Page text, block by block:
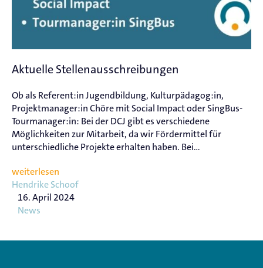
Aktuelle Stellenausschreibungen
Ob als Referent:in Jugendbildung, Kulturpädagog:in,
Projektmanager:in Chöre mit Social Impact oder SingBus-
Tourmanager:in: Bei der DCJ gibt es verschiedene
Möglichkeiten zur Mitarbeit, da wir Fördermittel für
unterschiedliche Projekte erhalten haben. Bei...
weiterlesen
Hendrike Schoof
16. April 2024
News